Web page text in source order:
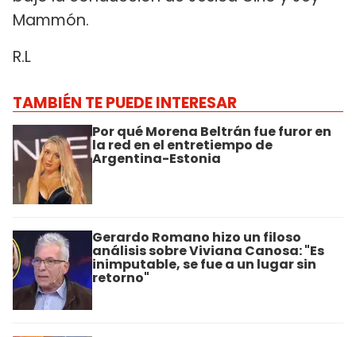
Mammón.
R.L
TAMBIÉN TE PUEDE INTERESAR
Por qué Morena Beltrán fue furor en
la red en el entretiempo de
Argentina-Estonia
Gerardo Romano hizo un filoso
análisis sobre Viviana Canosa: "Es
inimputable, se fue a un lugar sin
retorno"